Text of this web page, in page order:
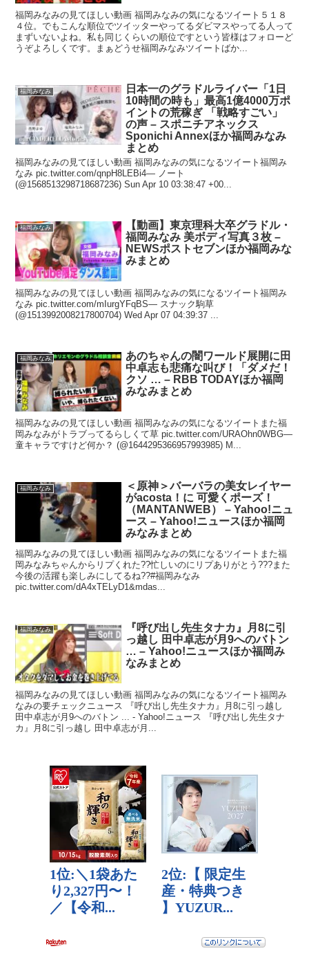
福岡みなみの見てほしい動画 福岡みなみの気になるツイート５１８
４位。でもこんな順位でツイッターやってるダビマスやってる人って
まずいないよね。私も同じくらいの順位ですという皆様はフォローど
うぞよろしくです。まぁどうせ福岡みなみツイートばか...
福岡みなみ
日本一のグラドルライバー「1日
10時間の時も」最高1億4000万ポ
イントの荒稼ぎ 「戦略すごい」
の声 – スポニチアネックス
Sponichi Annexほか福岡みなみ
まとめ
福岡みなみの見てほしい動画 福岡みなみの気になるツイート福岡み
なみ pic.twitter.com/qnpH8LEBi4— ノート
(@1568513298718687236) Sun Apr 10 03:38:47 +00...
福岡みなみ
【動画】東京理科大卒グラドル・
福岡みなみ 美ボディ写真３枚 –
NEWSポストセブンほか福岡みな
みまとめ
福岡みなみの見てほしい動画 福岡みなみの気になるツイート福岡み
なみ pic.twitter.com/mIurgYFqBS— スナック駒草
(@1513992008217800704) Wed Apr 07 04:39:37 ...
福岡みなみ
あのちゃんの闇ワールド展開に田
中卓志も悲痛な叫び！「ダメだ！
クソ … – RBB TODAYほか福岡
みなみまとめ
福岡みなみの見てほしい動画 福岡みなみの気になるツイートまた福
岡みなみがトラブってるらしくて草 pic.twitter.com/URAOhn0WBG—
童キャラですけど何か？ (@1644295366957993985) M...
福岡みなみ
＜原神＞バーバラの美女レイヤー
がacosta！に 可愛くポーズ！
（MANTANWEB） – Yahoo!ニュ
ース – Yahoo!ニュースほか福岡
みなみまとめ
福岡みなみの見てほしい動画 福岡みなみの気になるツイートまた福
岡みなみちゃんからリプくれた??忙しいのにリプありがとう???また
今後の活躍も楽しみにしてるね??#福岡みなみ
pic.twitter.com/dA4xTELyD1&mdas...
福岡みなみ
『呼び出し先生タナカ』月8に引
っ越し 田中卓志が月9へのバトン
… – Yahoo!ニュースほか福岡み
なみまとめ
福岡みなみの見てほしい動画 福岡みなみの気になるツイート福岡み
なみの要チェックニュース 『呼び出し先生タナカ』月8に引っ越し
田中卓志が月9へのバトン ... - Yahoo!ニュース 『呼び出し先生タナ
カ』月8に引っ越し 田中卓志が月...